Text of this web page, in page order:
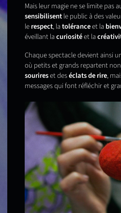
Mais leur magie ne se limite pas
sensibilisentle public à des
lerespect, latoléranceet la
éveillant lacuriositéet la
Chaque spectacle devient ainsi
où petits et grands repartent
sourireset deséclats de rire,
messages qui font réfléchir et